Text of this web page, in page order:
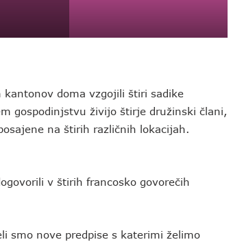
doma vzgojili štiri sadike
gospodinjstvu živijo štirje družinski člani,
na štirih različnih lokacijah.
v štirih francosko govorečih
smo nove predpise s katerimi želimo